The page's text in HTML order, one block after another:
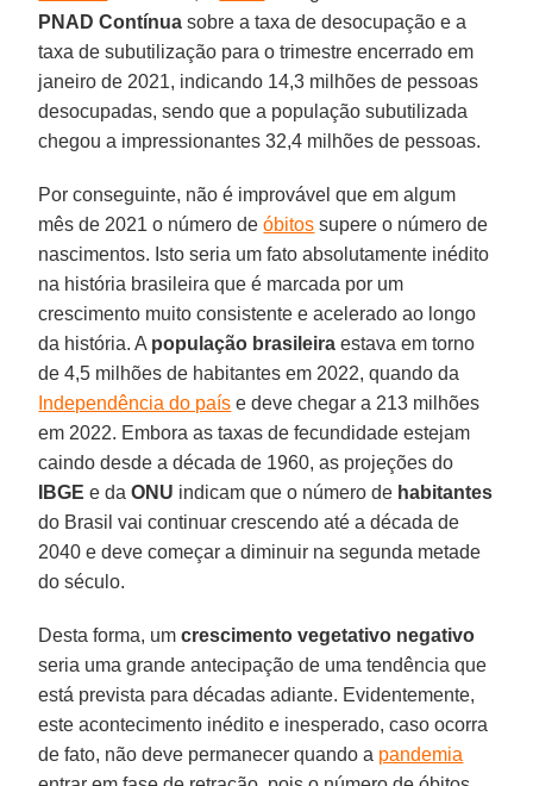
PNAD Contínua sobre a taxa de desocupação e a
taxa de subutilização para o trimestre encerrado em
janeiro de 2021, indicando 14,3 milhões de pessoas
desocupadas, sendo que a população subutilizada
chegou a impressionantes 32,4 milhões de pessoas.
Por conseguinte, não é improvável que em algum
mês de 2021 o número deóbitos supere o número de
nascimentos. Isto seria um fato absolutamente inédito
na história brasileira que é marcada por um
crescimento muito consistente e acelerado ao longo
da história. A população brasileira estava em torno
de 4,5 milhões de habitantes em 2022, quando da
Independência do país e deve chegar a 213 milhões
em 2022. Embora as taxas de fecundidade estejam
caindo desde a década de 1960, as projeções do
IBGE e daONU indicam que o número de habitantes
do Brasil vai continuar crescendo até a década de
2040 e deve começar a diminuir na segunda metade
do século.
Desta forma, umcrescimento vegetativo negativo
seria uma grande antecipação de uma tendência que
está prevista para décadas adiante. Evidentemente,
este acontecimento inédito e inesperado, caso ocorra
de fato, não deve permanecer quando a pandemia